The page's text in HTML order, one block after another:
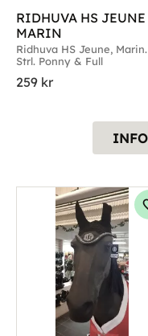
RIDHUVA HS JEUNE
MARIN
Ridhuva HS Jeune, Marin.
Strl. Ponny & Full
259 kr
INFO
till i favoriter